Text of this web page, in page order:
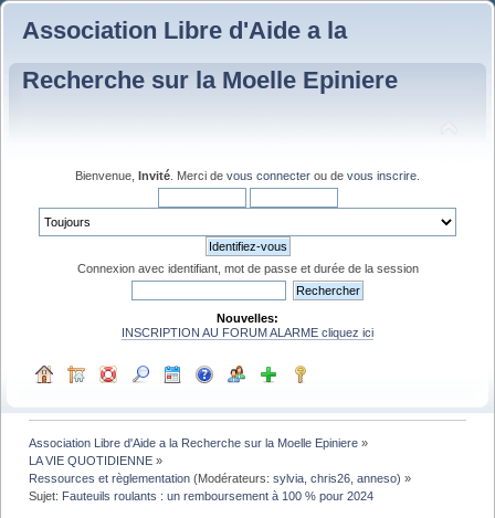
Association Libre d'Aide a la
Recherche sur la Moelle Epiniere
Bienvenue, Invité . Merci de vous connecter ou de vous inscrire
Connexion avec identifiant, mot de passe et durée de la session
Nouvelles:
INSCRIPTION AU FORUM ALARME cliquez ici
Association Libre d'Aide a la Recherche sur la Moelle Epiniere »
LA VIE QUOTIDIENNE »
Ressources et règlementation (Modérateurs:sylvia ,chris26 ,anneso) »
Sujet: Fauteuils roulants : un remboursement à 100 % pour 2024